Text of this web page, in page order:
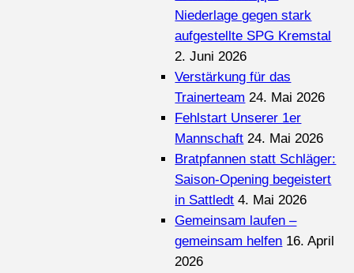
Niederlage gegen stark
aufgestellte SPG Kremstal
2. Juni 2026
Verstärkung für das
Trainerteam 24. Mai 2026
Fehlstart Unserer 1er
Mannschaft 24. Mai 2026
Bratpfannen statt Schläger:
Saison-Opening begeistert
in Sattledt 4. Mai 2026
Gemeinsam laufen –
gemeinsam helfen 16. April
2026